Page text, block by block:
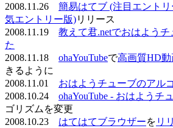
2008.11.26 簡易はてブ (注目エント
気エントリー版)リリース
2008.11.19 教えて君.netでおはよう
た
2008.11.18 ohaYouTubeで高画質HD
きるように
2008.11.01 おはようチューブのアル
2008.10.24 ohaYouTube - おはようチ
ゴリズムを変更
2008.10.23 はてはてブラウザーを リ